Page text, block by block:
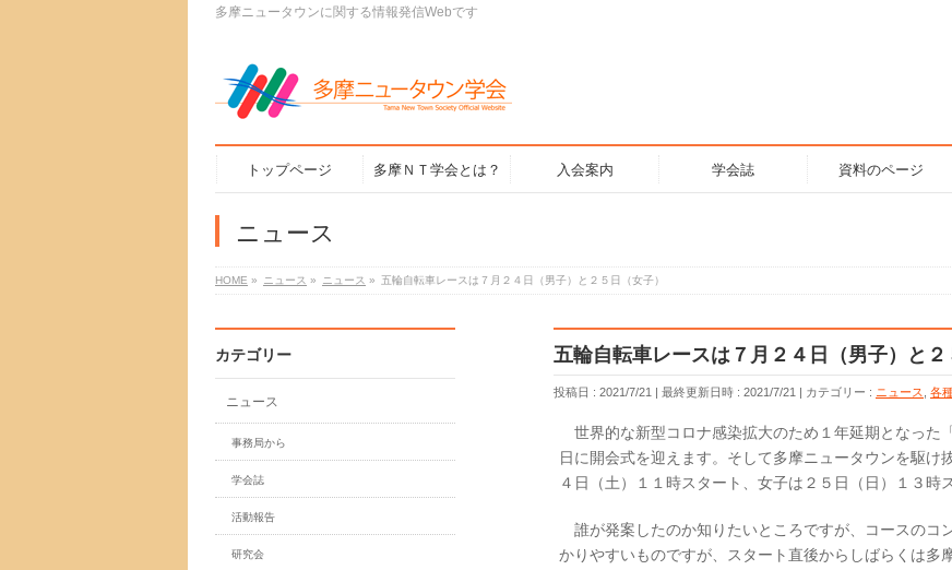
多摩ニュータウンに関する情報発信Webです
トップページ 多摩ＮＴ学会とは？ 入会案内 学会誌 資料のページ
ニュース
HOME » ニュース » ニュース » 五輪自転車レースは７月２４日（男子）と２５日（女子）
五輪自転車レースは７月２４日（男子）と２
投稿日 : 2021/7/21 最終更新日時 : 2021/7/21 カテゴリー : ニュース 各
世界的な新型コロナ感染拡大のため１年延期となった
日に開会式を迎えます。そして多摩ニュータウンを駆け
４日（土）１１時スタート、女子は２５日（日）１３時
誰が発案したのか知りたいところですが、コースのコ
かりやすいものですが、スタート直後からしばらくは多
カテゴリー
ニュース
事務局から
学会誌
活動報告
研究会